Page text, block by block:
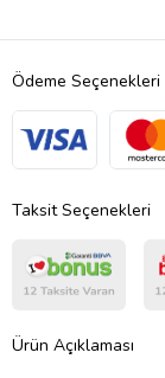
Ödeme Seçenekleri
Taksit Seçenekleri
Ürün Açıklaması